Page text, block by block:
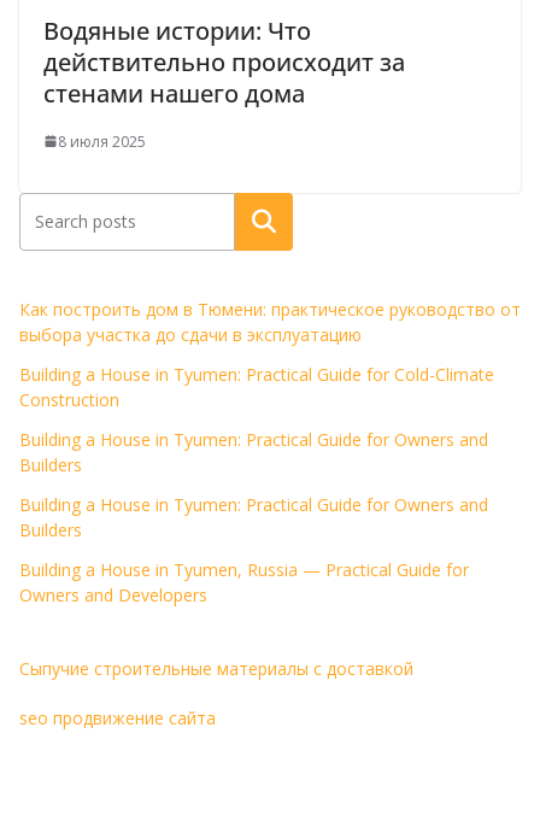
Водяные истории: Что
действительно происходит за
стенами нашего дома
8 июля 2025
Поиск
Как построить дом в Тюмени: практическое руководство от
выбора участка до сдачи в эксплуатацию
Building a House in Tyumen: Practical Guide for Cold-Climate
Construction
Building a House in Tyumen: Practical Guide for Owners and
Builders
Building a House in Tyumen: Practical Guide for Owners and
Builders
Building a House in Tyumen, Russia — Practical Guide for
Owners and Developers
Сыпучие строительные материалы с доставкой
seo продвижение сайта